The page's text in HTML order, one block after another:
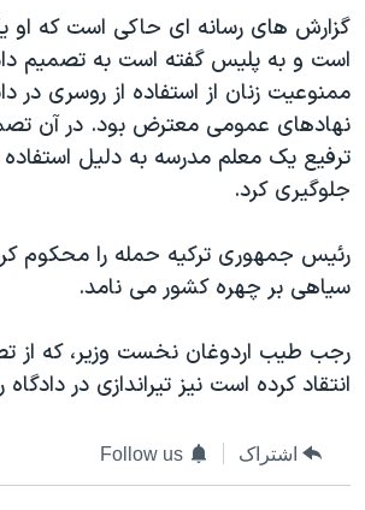
حقوق شهروندی
علم و فناوری
اسرائیل در جنگ
آرشیو پخش زنده
انتخابات ریاست جمهوری آمریکا ۲۰۲۴
حمله جمهوری اسلامی به اسرائیل
رمز مهسا
ورزش زنان در ایران
مجموعه مستندهای دادخواهی
تریبونال مردمی آبان ۹۸
دادگاه حمید نوری
چهل سال گروگان‌گیری
اعتراضات مردمی آبان ۹۸
زبانهای مختلف
گزارش های رسانه ای حاکی است که او
است و به پلیس گفته است به تصمیم
ممنوعیت زنان از استفاده از روسری در
نهادهای عمومی معترض بود. در آن
ترفیع یک معلم مدرسه به دلیل استفاده
جلوگیری کرد.
رئیس جمهوری ترکیه حمله را محکوم
سیاهی بر چهره کشور می نامد.
رجب طیب اردوغان نخست وزیر، که از
انتقاد کرده است نیز تیراندازی در
اشتراک Follow us